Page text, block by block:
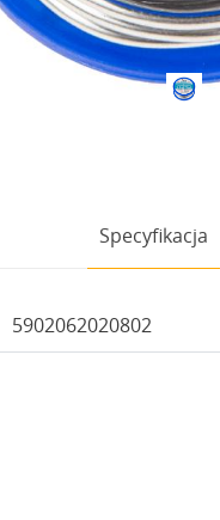
Specyfikacja
5902062020802